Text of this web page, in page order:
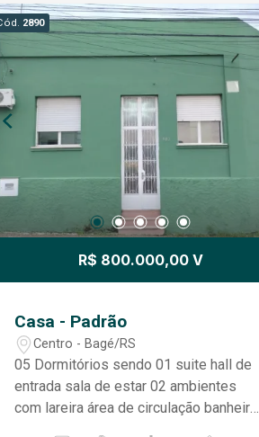
2890
R$ 800.000,00 V
Casa - Padrão
Centro - Bagé/RS
05 Dormitórios sendo 01 suite hall de
entrada sala de estar 02 ambientes
com lareira área de circulação banheiro